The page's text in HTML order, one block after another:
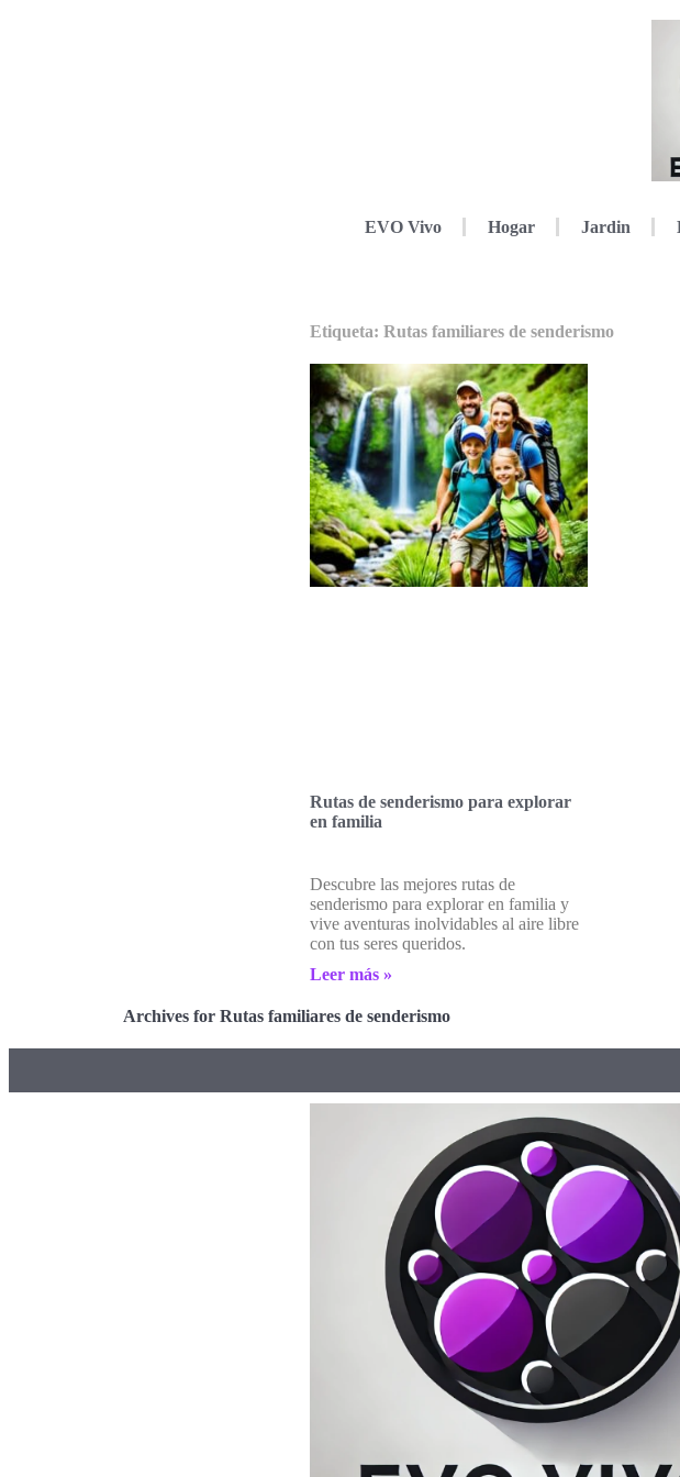
EVO Vivo Hogar Jardin
Etiqueta: Rutas familiares de senderismo
Rutas de senderismo para explorar
en familia
Descubre las mejores rutas de
senderismo para explorar en familia y
vive aventuras inolvidables al aire libre
con tus seres queridos.
Leer más »
Archives for Rutas familiares de senderismo